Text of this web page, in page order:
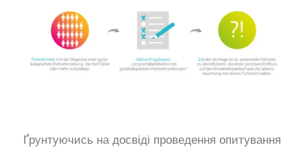
Ґрунтуючись на досвіді проведення опитування